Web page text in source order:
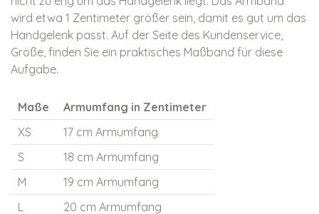
wird etwa 1 Zentimeter größer sein, damit es gut um das
Handgelenk passt. Auf der Seite des Kundenservice,
Größe, finden Sie ein praktisches Maßband für diese
Aufgabe.
Maße
Armumfang in Zentimeter
XS
17 cm Armumfang
S
18 cm Armumfang
M
19 cm Armumfang
L
20 cm Armumfang